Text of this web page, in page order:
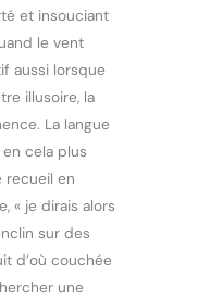
et insouciant
le vent
aussi lorsque
illusoire, la
La langue
cela plus
recueil en
« je dirais alors
sur des
d’où couchée
une